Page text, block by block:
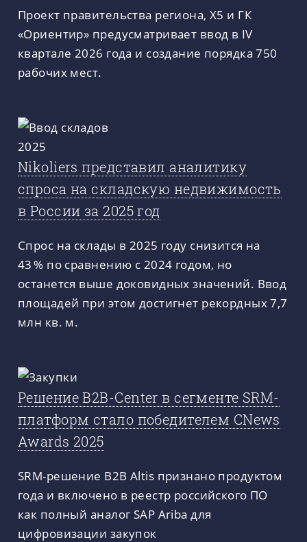
Проект правительства региона, X5 и ГК
«Ориентир» предусматривает ввод в IV
квартале 2026 года и создание порядка 750
рабочих мест.
Nikoliers представил аналитику
спроса на складскую недвижимость
в России за 2025 год
Спрос на склады в 2025 году снизится на
43 % по сравнению с 2024 годом, но
останется выше доковидных значений. Ввод
площадей при этом достигнет рекордных 7,7
млн кв. м.
Решение B2B-Center в сегменте SRM-
платформ стало победителем CNews
Awards 2025
SRM-решение B2B Altis признано продуктом
года и включено в реестр российского ПО
как полный аналог SAP Ariba для
цифровизации закупок